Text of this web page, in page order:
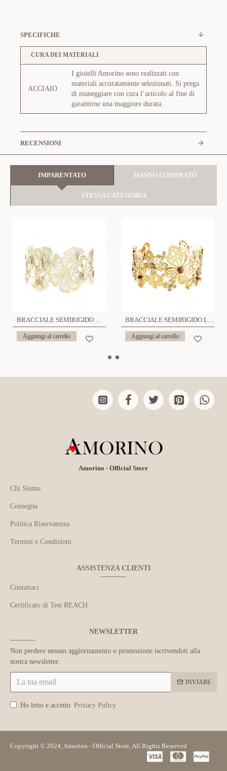
SPECIFICHE
CURA DEI MATERIALI
ACCIAIO
I gioielli Amorino sono realizzati con
materiali accuratamente selezionati. Si prega
di maneggiare con cura l’articolo al fine di
garantirne una maggiore durata.
RECENSIONI
IMPARENTATO HANNO COMPRATO
STESSA CATEGORIA
BRACCIALE SEMIRIGIDO REGOLABILE TRAFORATO - WF2496A109
Aggiungi al carrello
BRACCIALE SEMIRIGIDO LARGO A FARFALLA REGOLABILE - WF24116A105
Aggiungi al carrello
Amorino - Official Store
Chi Siamo
Consegna
Politica Riservatezza
Termini e Condizioni
ASSISTENZA CLIENTI
Contattaci
Certificato di Test REACH
NEWSLETTER
Non perdere nessun aggiornamento o promozione iscrivendoti alla
nostra newsletter.
INVIARE
Ho letto e accetto Privacy Policy
Copyright © 2024, Amorino - Official Store, All Rights Reserved